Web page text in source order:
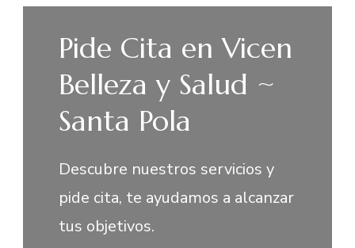
Pide Cita en Vicen
Belleza y Salud ~
Santa Pola
Descubre nuestros servicios y
pide cita, te ayudamos a alcanzar
tus objetivos.